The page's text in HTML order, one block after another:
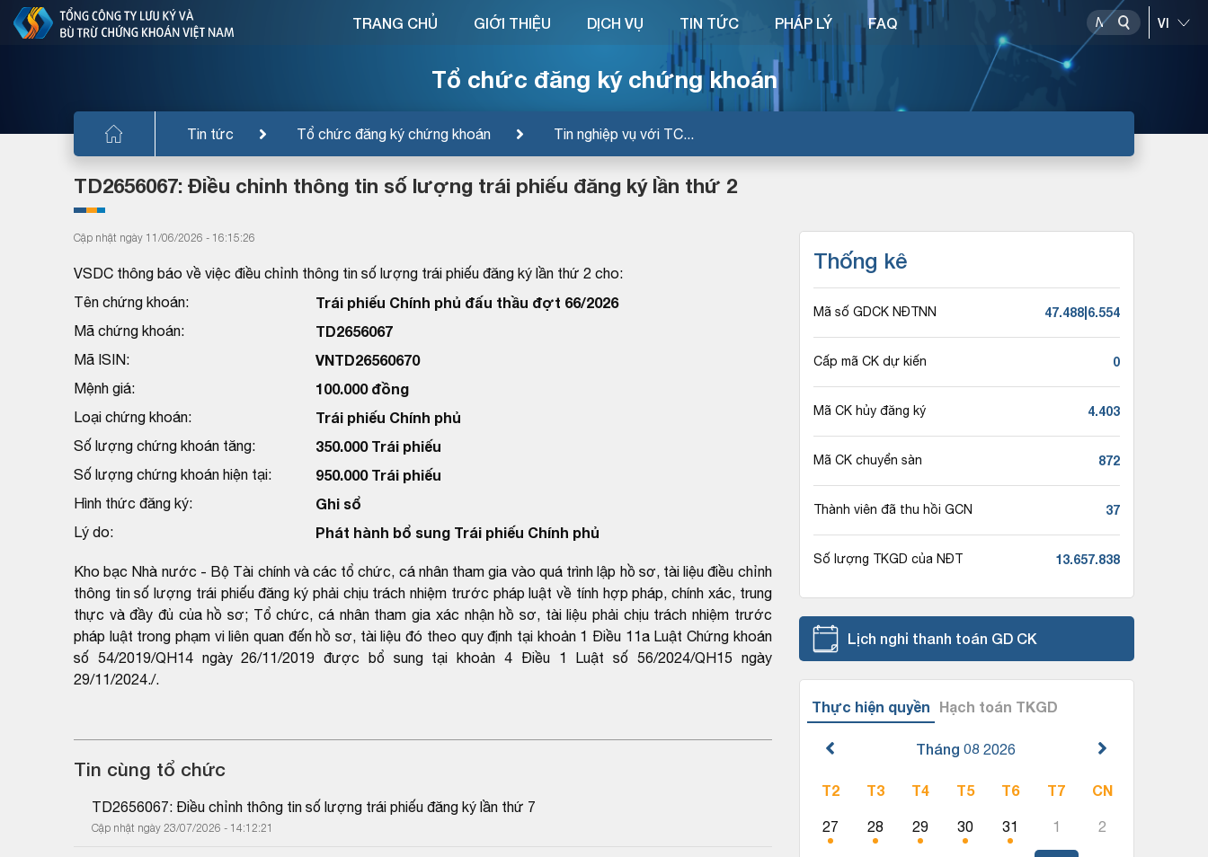
Tổ chức đăng ký chứng khoán
Tin tức Tổ chức đăng ký chứng khoán Tin nghiệp vụ với TC...
TRANG CHỦ GIỚI THIỆU DỊCH VỤ TIN TỨC PHÁP LÝ FAQ
TD2656067: Điều chỉnh thông tin số lượng trái phiếu đăng ký lần thứ 2
Cập nhật ngày 11/06/2026 - 16:15:26
VSDC thông báo về việc điều chỉnh thông tin số lượng trái phiếu đăng ký lần thứ 2 cho:
Tên chứng khoán:
Trái phiếu Chính phủ đấu thầu đợt 66/2026
Mã chứng khoán: TD2656067
Mã ISIN: VNTD26560670
Mệnh giá: 100.000 đồng
Loại chứng khoán: Trái phiếu Chính phủ
Số lượng chứng khoán tăng: 350.000 Trái phiếu
Số lượng chứng khoán hiện tại: 950.000 Trái phiếu
Hình thức đăng ký: Ghi sổ
Lý do: Phát hành bổ sung Trái phiếu Chính phủ
Kho bạc Nhà nước - Bộ Tài chính và các tổ chức, cá nhân tham gia vào quá trình lập hồ sơ, tài liệu điều chỉnh
thông tin số lượng trái phiếu đăng ký phải chịu trách nhiệm trước pháp luật về tính hợp pháp, chính xác, trung
thực và đầy đủ của hồ sơ; Tổ chức, cá nhân tham gia xác nhận hồ sơ, tài liệu phải chịu trách nhiệm trước
pháp luật trong phạm vi liên quan đến hồ sơ, tài liệu đó theo quy định tại khoản 1 Điều 11a Luật Chứng khoán
số 54/2019/QH14 ngày 26/11/2019 được bổ sung tại khoản 4 Điều 1 Luật số 56/2024/QH15 ngày
29/11/2024./.
Tin cùng tổ chức
TD2656067: Điều chỉnh thông tin số lượng trái phiếu đăng ký lần thứ 7
Cập nhật ngày 23/07/2026 - 14:12:21
Thống kê
Mã số GDCK NĐTNN 47.488|6.554
Cấp mã CK dự kiến 0
Mã CK hủy đăng ký 4.403
Mã CK chuyển sàn 872
Thành viên đã thu hồi GCN 37
Số lượng TKGD của NĐT 13.657.838
Lịch nghỉ thanh toán GD CK
Thực hiện quyền Hạch toán TKGD
Tháng 08 2026
T2 T3 T4 T5 T6 T7 CN
27 28 29 30 31 1 2